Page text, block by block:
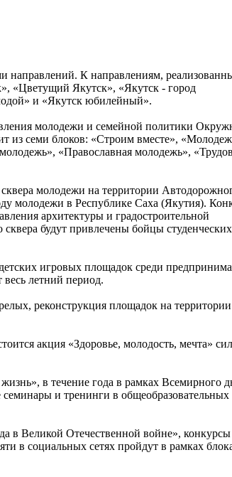
направлений. К направлениям,
«Цветущий Якутск», «Якутск - город
и «Якутск юбилейный».
молодежи и семейной политики
из семи блоков: «Строим вместе»,
«Православная молодежь»,
молодежи на территории
молодежи в Республике Саха (Якутия).
архитектуры и градостроительной
будут привлечены бойцы студенческих
игровых площадок среди
весь летний период.
реконструкция площадок на
акция «Здоровье, молодость, мечта»
в течение года в рамках Всемирного
и тренинги в общеобразовательных
в Великой Отечественной войне», конкурсы
в социальных сетях пройдут в рамках